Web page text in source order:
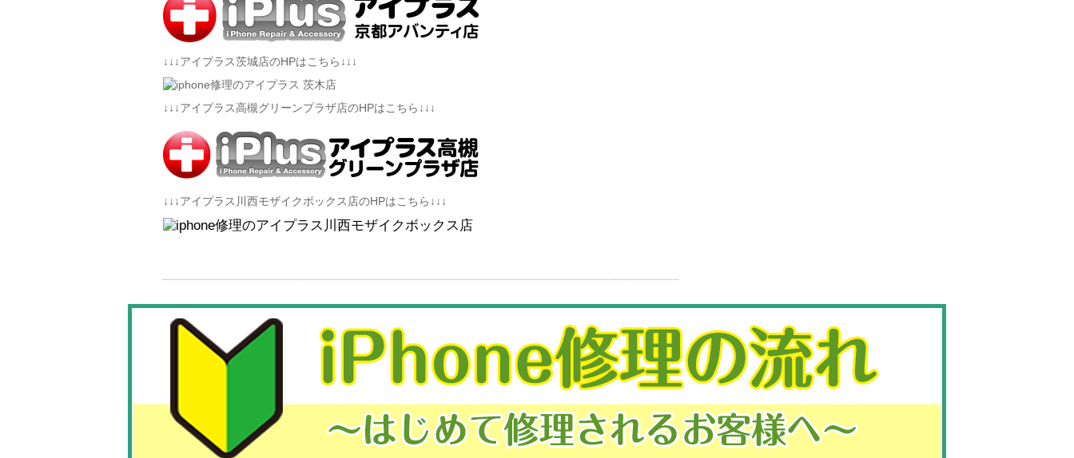
↓↓↓アイプラス茨城店のHPはこちら↓↓↓
↓↓↓アイプラス高槻グリーンプラザ店のHPはこちら↓↓↓
↓↓↓アイプラス川西モザイクボックス店のHPはこちら↓↓↓